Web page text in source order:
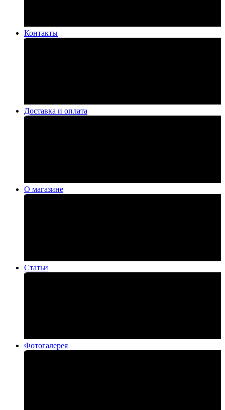
Контакты
Доставка и оплата
О магазине
Статьи
Фотогалерея